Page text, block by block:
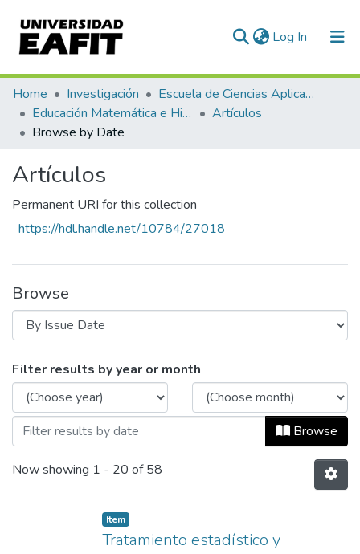
Log In (current)
Communities & Collections
All of DSpace
Home Investigación
Escuela de Ciencias Aplicadas e Ingeniería
Educación Matemática e Historia (EAFIT - U de A)
Artículos
Browse by Date
Artículos
Permanent URI for this collection
https://hdl.handle.net/10784/27018
Browse
Browsing Artículos by Issue Date
Filter results by year or month
Browse
Now showing 1 - 20 of 58
Item
Tratamiento estadístico y